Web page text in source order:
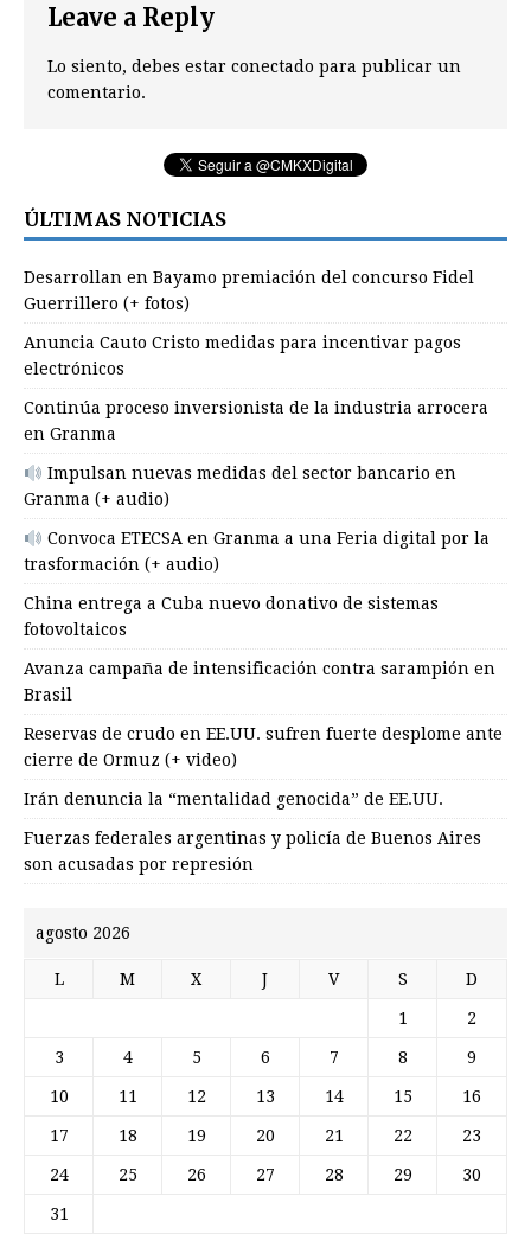
Leave a Reply
Lo siento, debes estar conectado para publicar un
comentario.
ÚLTIMAS NOTICIAS
Desarrollan en Bayamo premiación del concurso Fidel
Guerrillero (+ fotos)
Anuncia Cauto Cristo medidas para incentivar pagos
electrónicos
Continúa proceso inversionista de la industria arrocera
en Granma
Impulsan nuevas medidas del sector bancario en
Granma (+ audio)
Convoca ETECSA en Granma a una Feria digital por la
trasformación (+ audio)
China entrega a Cuba nuevo donativo de sistemas
fotovoltaicos
Avanza campaña de intensificación contra sarampión en
Brasil
Reservas de crudo en EE.UU. sufren fuerte desplome ante
cierre de Ormuz (+ video)
Irán denuncia la “mentalidad genocida” de EE.UU.
Fuerzas federales argentinas y policía de Buenos Aires
son acusadas por represión
agosto 2026
L M X J V S D
1 2
3 4 5 6 7 8 9
10 11 12 13 14 15 16
17 18 19 20 21 22 23
24 25 26 27 28 29 30
31